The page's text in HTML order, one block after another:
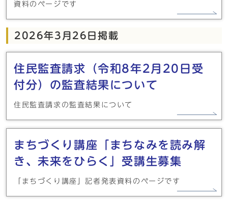
資料のページです
2026年3月26日掲載
住民監査請求（令和8年2月20日受
付分）の監査結果について
住民監査請求の監査結果について
まちづくり講座「まちなみを読み解
き、未来をひらく」受講生募集
「まちづくり講座」記者発表資料のページです